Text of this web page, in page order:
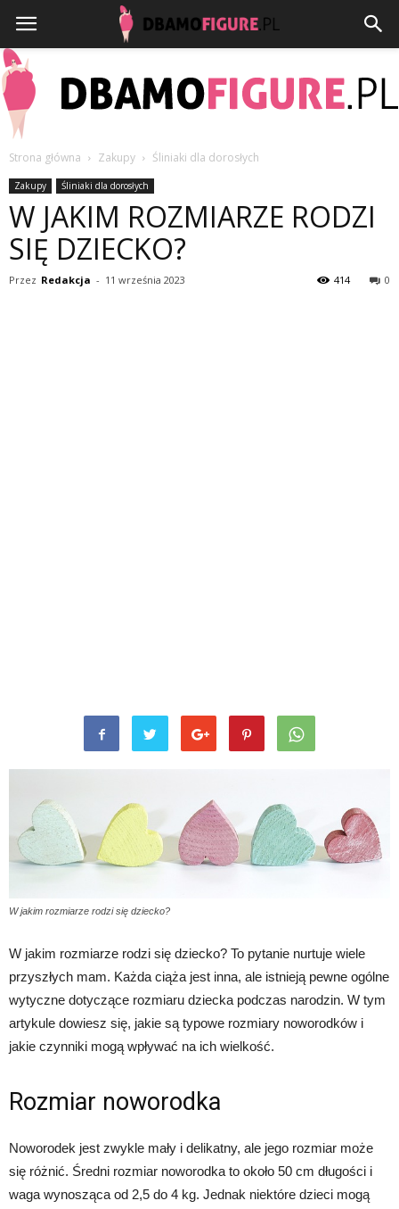
Strona główna Zakupy Śliniaki dla dorosłych
Zakupy Śliniaki dla dorosłych
W JAKIM ROZMIARZE RODZI
SIĘ DZIECKO?
Przez Redakcja - 11 września 2023 0
414
W jakim rozmiarze rodzi się dziecko?
W jakim rozmiarze rodzi się dziecko? To pytanie nurtuje wiele
przyszłych mam. Każda ciąża jest inna, ale istnieją pewne ogólne
wytyczne dotyczące rozmiaru dziecka podczas narodzin. W tym
artykule dowiesz się, jakie są typowe rozmiary noworodków i
jakie czynniki mogą wpływać na ich wielkość.
Rozmiar noworodka
Noworodek jest zwykle mały i delikatny, ale jego rozmiar może
się różnić. Średni rozmiar noworodka to około 50 cm długości i
waga wynosząca od 2,5 do 4 kg. Jednak niektóre dzieci mogą